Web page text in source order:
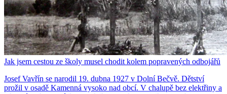
Jak jsem cestou ze školy musel chodit kolem popravených odbojářů
Josef Vavřín se narodil 19. dubna 1927 v Dolní Bečvě. Dětství
prožil v osadě Kamenná vysoko nad obcí. V chalupě bez elektřiny a